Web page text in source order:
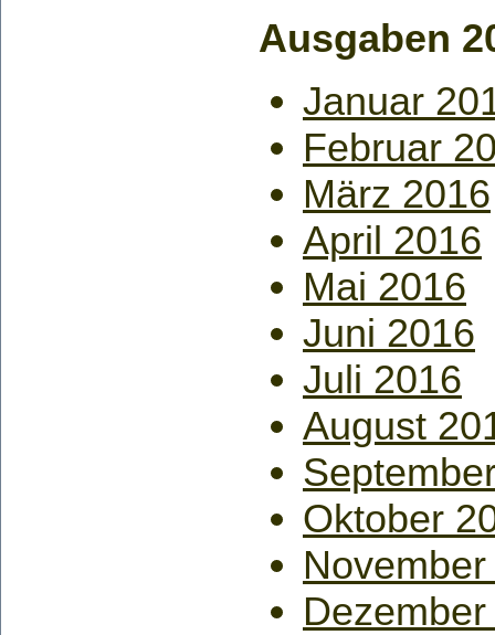
Ausgaben
Januar
Februar
März 2016
April 2016
Mai 2016
Juni 2016
Juli 2016
August
Oktober